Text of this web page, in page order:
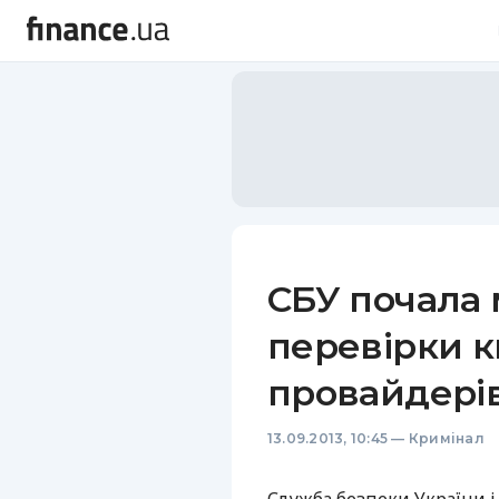
СБУ почала
перевірки
13.09.2013, 10:45 — Кримінал